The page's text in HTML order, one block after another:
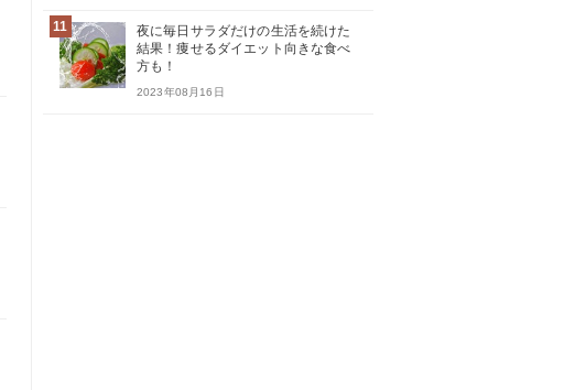
11
夜に毎日サラダだけの生活を続けた
結果！痩せるダイエット向きな食べ
方も！
2023年08月16日